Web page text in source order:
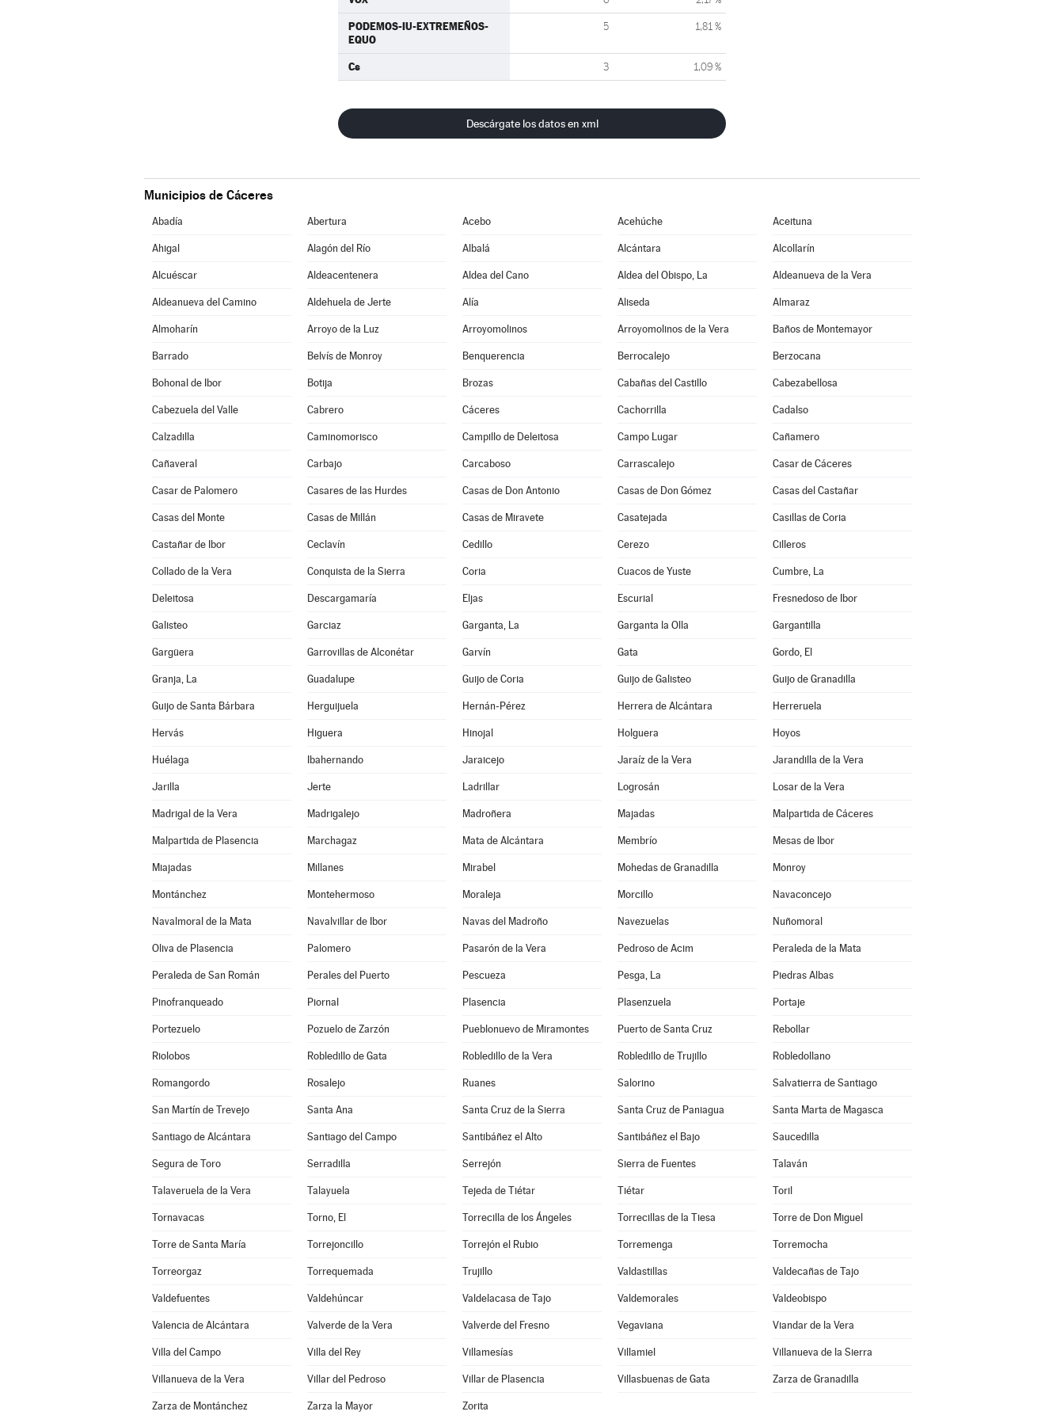
PODEMOS-IU-EXTREMEÑOS-
EQUO
5 1,81 %
Cs 3 1,09 %
Descárgate los datos en xml
Municipios de Cáceres
Abadía Abertura Acebo Acehúche Aceituna
Ahigal Alagón del Río Albalá Alcántara Alcollarín
Alcuéscar Aldeacentenera Aldea del Cano Aldea del Obispo, La Aldeanueva de la Vera
Aldeanueva del Camino Aldehuela de Jerte Alía Aliseda Almaraz
Almoharín Arroyo de la Luz Arroyomolinos Arroyomolinos de la Vera Baños de Montemayor
Barrado Belvís de Monroy Benquerencia Berrocalejo Berzocana
Bohonal de Ibor Botija Brozas Cabañas del Castillo Cabezabellosa
Cabezuela del Valle Cabrero Cáceres Cachorrilla Cadalso
Calzadilla Caminomorisco Campillo de Deleitosa Campo Lugar Cañamero
Cañaveral Carbajo Carcaboso Carrascalejo Casar de Cáceres
Casar de Palomero Casares de las Hurdes Casas de Don Antonio Casas de Don Gómez Casas del Castañar
Casas del Monte Casas de Millán Casas de Miravete Casatejada Casillas de Coria
Castañar de Ibor Ceclavín Cedillo Cerezo Cilleros
Collado de la Vera Conquista de la Sierra Coria Cuacos de Yuste Cumbre, La
Deleitosa Descargamaría Eljas Escurial Fresnedoso de Ibor
Galisteo Garciaz Garganta, La Garganta la Olla Gargantilla
Gargüera Garrovillas de Alconétar Garvín Gata Gordo, El
Granja, La Guadalupe Guijo de Coria Guijo de Galisteo Guijo de Granadilla
Guijo de Santa Bárbara Herguijuela Hernán-Pérez Herrera de Alcántara Herreruela
Hervás Higuera Hinojal Holguera Hoyos
Huélaga Ibahernando Jaraicejo Jaraíz de la Vera Jarandilla de la Vera
Jarilla Jerte Ladrillar Logrosán Losar de la Vera
Madrigal de la Vera Madrigalejo Madroñera Majadas Malpartida de Cáceres
Malpartida de Plasencia Marchagaz Mata de Alcántara Membrío Mesas de Ibor
Miajadas Millanes Mirabel Mohedas de Granadilla Monroy
Montánchez Montehermoso Moraleja Morcillo Navaconcejo
Navalmoral de la Mata Navalvillar de Ibor Navas del Madroño Navezuelas Nuñomoral
Oliva de Plasencia Palomero Pasarón de la Vera Pedroso de Acim Peraleda de la Mata
Peraleda de San Román Perales del Puerto Pescueza Pesga, La Piedras Albas
Pinofranqueado Piornal Plasencia Plasenzuela Portaje
Portezuelo Pozuelo de Zarzón Pueblonuevo de Miramontes Puerto de Santa Cruz Rebollar
Riolobos Robledillo de Gata Robledillo de la Vera Robledillo de Trujillo Robledollano
Romangordo Rosalejo Ruanes Salorino Salvatierra de Santiago
San Martín de Trevejo Santa Ana Santa Cruz de la Sierra Santa Cruz de Paniagua Santa Marta de Magasca
Santiago de Alcántara Santiago del Campo Santibáñez el Alto Santibáñez el Bajo Saucedilla
Segura de Toro Serradilla Serrejón Sierra de Fuentes Talaván
Talaveruela de la Vera Talayuela Tejeda de Tiétar Tiétar Toril
Tornavacas Torno, El Torrecilla de los Ángeles Torrecillas de la Tiesa Torre de Don Miguel
Torre de Santa María Torrejoncillo Torrejón el Rubio Torremenga Torremocha
Torreorgaz Torrequemada Trujillo Valdastillas Valdecañas de Tajo
Valdefuentes Valdehúncar Valdelacasa de Tajo Valdemorales Valdeobispo
Valencia de Alcántara Valverde de la Vera Valverde del Fresno Vegaviana Viandar de la Vera
Villa del Campo Villa del Rey Villamesías Villamiel Villanueva de la Sierra
Villanueva de la Vera Villar del Pedroso Villar de Plasencia Villasbuenas de Gata Zarza de Granadilla
Zarza de Montánchez Zarza la Mayor Zorita